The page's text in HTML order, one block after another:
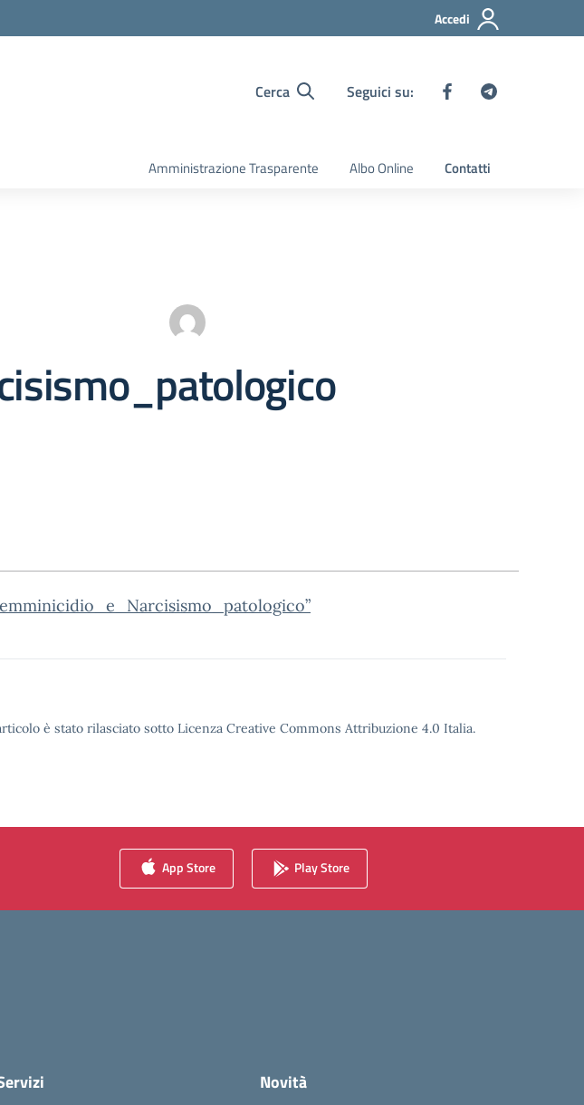
Accedi
Cerca Seguici su:
Amministrazione Trasparente Albo Online Contatti
è stato rilasciato sotto Licenza Creative Commons Attribuzione 4.0 Italia.
App Store Play Store
Novità